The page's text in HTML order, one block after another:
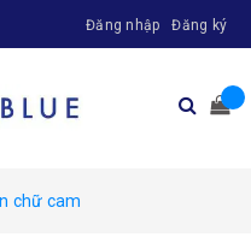
Đăng nhập Đăng ký
chữ cam